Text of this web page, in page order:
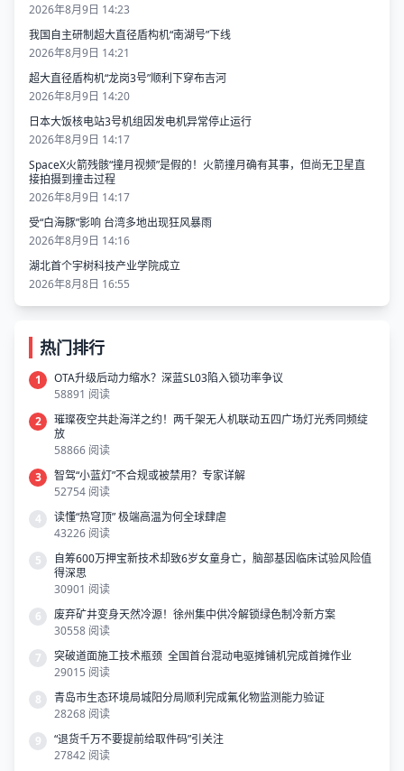
2026年8月9日 14:23
我国自主研制超大直径盾构机“南湖号”下线
2026年8月9日 14:21
超大直径盾构机“龙岗3号”顺利下穿布吉河
2026年8月9日 14:20
日本大饭核电站3号机组因发电机异常停止运行
2026年8月9日 14:17
SpaceX火箭残骸“撞月视频”是假的！火箭撞月确有其事，但尚无卫星直
接拍摄到撞击过程
2026年8月9日 14:17
受“白海豚”影响 台湾多地出现狂风暴雨
2026年8月9日 14:16
湖北首个宇树科技产业学院成立
2026年8月8日 16:55
热门排行
1
OTA升级后动力缩水？深蓝SL03陷入锁功率争议
58891 阅读
2
璀璨夜空共赴海洋之约！两千架无人机联动五四广场灯光秀同频绽
放
58866 阅读
3
智驾“小蓝灯”不合规或被禁用？专家详解
52754 阅读
4
读懂“热穹顶” 极端高温为何全球肆虐
43226 阅读
5
自筹600万押宝新技术却致6岁女童身亡，脑部基因临床试验风险值
得深思
30901 阅读
6
废弃矿井变身天然冷源！徐州集中供冷解锁绿色制冷新方案
30558 阅读
7
突破道面施工技术瓶颈 全国首台混动电驱摊铺机完成首摊作业
29015 阅读
8
青岛市生态环境局城阳分局顺利完成氟化物监测能力验证
28268 阅读
9
“退货千万不要提前给取件码”引关注
27842 阅读